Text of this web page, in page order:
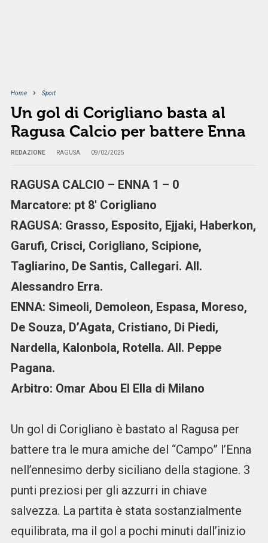
Home Sport
Un gol di Corigliano basta al
Ragusa Calcio per battere Enna
REDAZIONE RAGUSA 09/02/2025
RAGUSA CALCIO – ENNA 1 – 0
Marcatore: pt 8′ Corigliano
RAGUSA: Grasso, Esposito, Ejjaki, Haberkon,
Garufi, Crisci, Corigliano, Scipione,
Tagliarino, De Santis, Callegari. All.
Alessandro Erra.
ENNA: Simeoli, Demoleon, Espasa, Moreso,
De Souza, D’Agata, Cristiano, Di Piedi,
Nardella, Kalonbola, Rotella. All. Peppe
Pagana.
Arbitro: Omar Abou El Ella di Milano
Un gol di Corigliano è bastato al Ragusa per
battere tra le mura amiche del “Campo” l’Enna
nell’ennesimo derby siciliano della stagione. 3
punti preziosi per gli azzurri in chiave
salvezza. La partita è stata sostanzialmente
equilibrata, ma il gol a pochi minuti dall’inizio